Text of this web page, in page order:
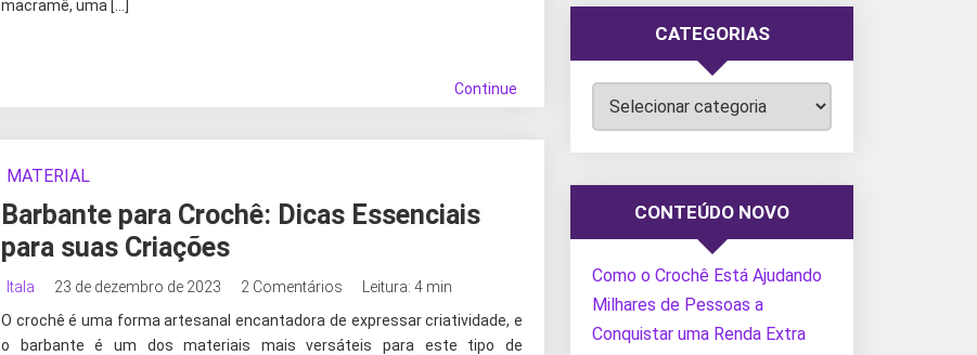
macramê, uma […]
Continue
MATERIAL
Barbante para Crochê: Dicas Essenciais
para suas Criações
Itala 23 de dezembro de 2023 2 Comentários
Leitura: 4 min
O crochê é uma forma artesanal encantadora de expressar criatividade, e
o barbante é um dos materiais mais versáteis para este tipo de
CATEGORIAS
Categorias
CONTEÚDO NOVO
Como o Crochê Está Ajudando
Milhares de Pessoas a
Conquistar uma Renda Extra